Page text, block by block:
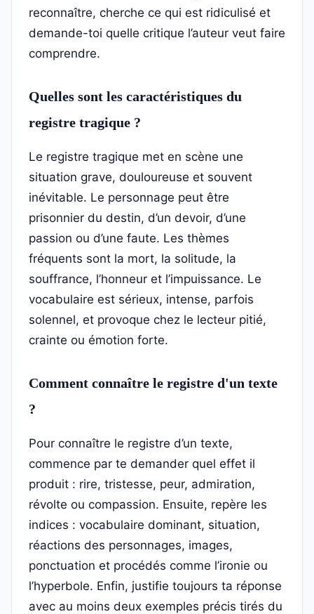
reconnaître, cherche ce qui est ridiculisé et
demande-toi quelle critique l’auteur veut faire
comprendre.
Quelles sont les caractéristiques du
registre tragique ?
Le registre tragique met en scène une
situation grave, douloureuse et souvent
inévitable. Le personnage peut être
prisonnier du destin, d’un devoir, d’une
passion ou d’une faute. Les thèmes
fréquents sont la mort, la solitude, la
souffrance, l’honneur et l’impuissance. Le
vocabulaire est sérieux, intense, parfois
solennel, et provoque chez le lecteur pitié,
crainte ou émotion forte.
Comment connaître le registre d'un texte
?
Pour connaître le registre d’un texte,
commence par te demander quel effet il
produit : rire, tristesse, peur, admiration,
révolte ou compassion. Ensuite, repère les
indices : vocabulaire dominant, situation,
réactions des personnages, images,
ponctuation et procédés comme l’ironie ou
l’hyperbole. Enfin, justifie toujours ta réponse
avec au moins deux exemples précis tirés du